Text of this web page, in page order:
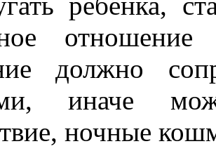
должно
иначе
ночные